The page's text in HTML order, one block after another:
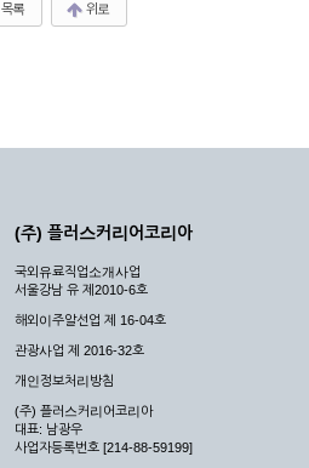
목록 위로
(주) 플러스커리어코리아
국외유료직업소개사업
서울강남 유 제2010-6호
해외이주알선업 제 16-04호
관광사업 제 2016-32호
개인정보처리방침
(주) 플러스커리어코리아
대표: 남광우
사업자등록번호 [214-88-59199]